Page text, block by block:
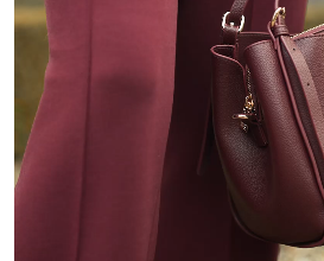
nach
unten
oder
wischen
Sie
auf
Touch-